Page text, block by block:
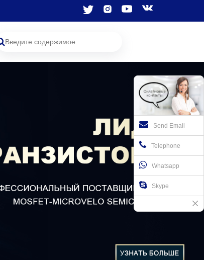
Send Email
Telephone
Whatsapp
Skype